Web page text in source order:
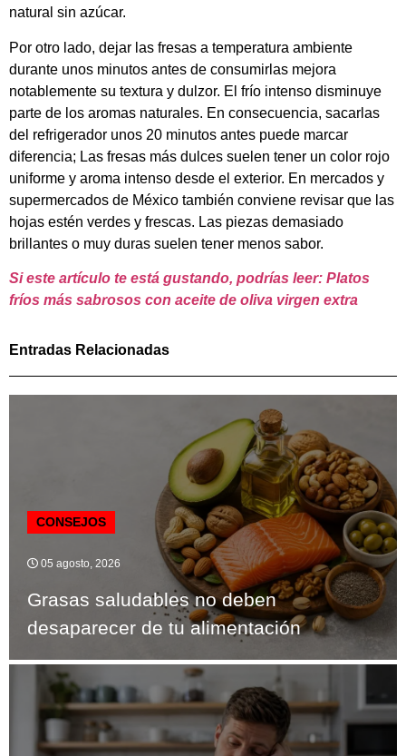
natural sin azúcar.
Por otro lado, dejar las fresas a temperatura ambiente
durante unos minutos antes de consumirlas mejora
notablemente su textura y dulzor. El frío intenso disminuye
parte de los aromas naturales. En consecuencia, sacarlas
del refrigerador unos 20 minutos antes puede marcar
diferencia; Las fresas más dulces suelen tener un color rojo
uniforme y aroma intenso desde el exterior. En mercados y
supermercados de México también conviene revisar que las
hojas estén verdes y frescas. Las piezas demasiado
brillantes o muy duras suelen tener menos sabor.
Si este artículo te está gustando, podrías leer: Platos
fríos más sabrosos con aceite de oliva virgen extra
Entradas Relacionadas
CONSEJOS
05 agosto, 2026
Grasas saludables no deben
desaparecer de tu alimentación